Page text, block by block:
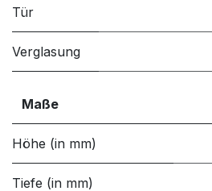
Tür
Verglasung
Maße
Höhe (in mm)
Tiefe (in mm)